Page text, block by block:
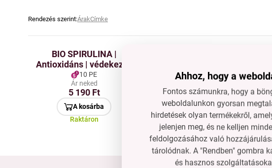
Rendezés szerint:ÁrakCímke
BIO SPIRULINA |
Antioxidáns | védekezés
& vitalitás | 1000 tabletta
x 250 mg | 250 g
10 PE
Ár neked
5 190 Ft
A kosárba
Raktáron
szervezet serkentése |
por | 250 g
12 PE
Ár neked
5 890 Ft
A kosárba
Raktáron
Ahhoz, hogy a
Fontos számunkra, hogy a
weboldalunkon gyorsan
hirdetések olyan termékekről,
jelenjen meg, és ne kelljen
feldolgozásához való
tárolódnak. A "Rendben" gombra
és hasznos